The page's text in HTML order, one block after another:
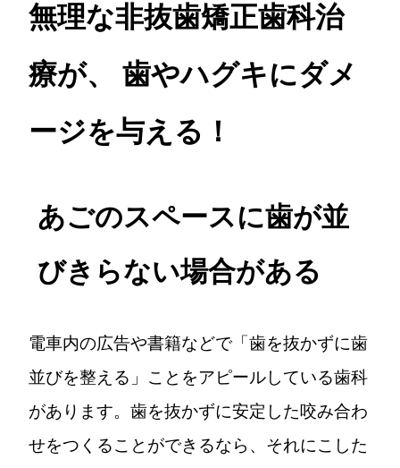
無理な非抜歯矯正歯科治
療が、 歯やハグキにダメ
ージを与える！
あごのスペースに歯が並
びきらない場合がある
電車内の広告や書籍などで「歯を抜かずに歯
並びを整える」ことをアピールしている歯科
があります。歯を抜かずに安定した咬み合わ
せをつくることができるなら、それにこした